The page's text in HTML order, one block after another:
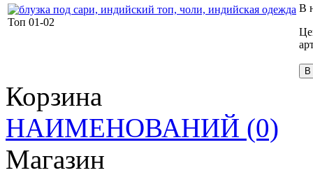
Топ 01-02
В
В
Корзина
НАИМЕНОВАНИЙ (0)
Магазин